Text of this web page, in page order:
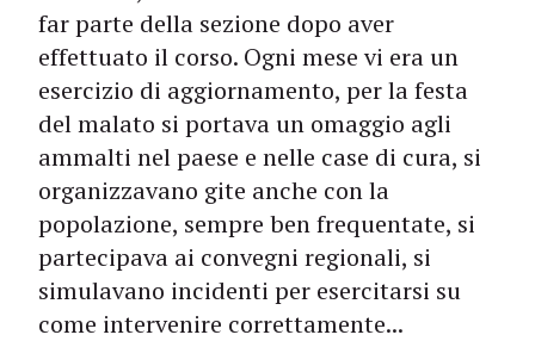
far parte della sezione dopo aver
effettuato il corso. Ogni mese vi era un
esercizio di aggiornamento, per la festa
del malato si portava un omaggio agli
ammalti nel paese e nelle case di cura, si
organizzavano gite anche con la
popolazione, sempre ben frequentate, si
partecipava ai convegni regionali, si
simulavano incidenti per esercitarsi su
come intervenire correttamente...